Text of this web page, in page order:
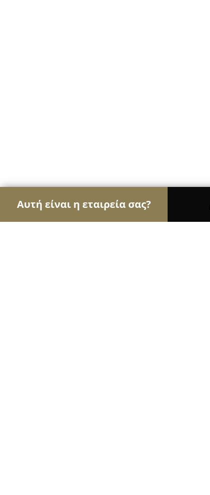
Αυτή είναι η εταιρεία σας?